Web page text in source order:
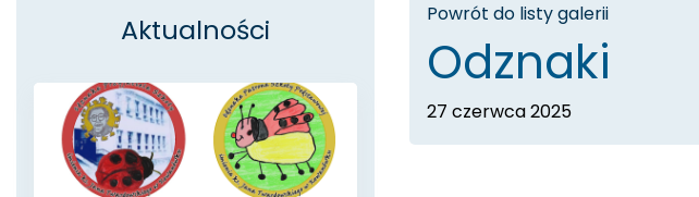
Powrót do listy galerii
Odznaki
27 czerwca 2025
Aktualności